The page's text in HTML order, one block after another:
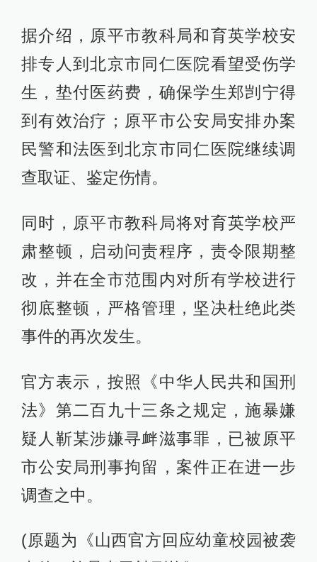
据介绍，原平市教科局和育英学校安
排专人到北京市同仁医院看望受伤学
生，垫付医药费，确保学生郑剀宁得
到有效治疗；原平市公安局安排办案
民警和法医到北京市同仁医院继续调
查取证、鉴定伤情。
同时，原平市教科局将对育英学校严
肃整顿，启动问责程序，责令限期整
改，并在全市范围内对所有学校进行
彻底整顿，严格管理，坚决杜绝此类
事件的再次发生。
官方表示，按照《中华人民共和国刑
法》第二百九十三条之规定，施暴嫌
疑人靳某涉嫌寻衅滋事罪，已被原平
市公安局刑事拘留，案件正在进一步
调查之中。
(原题为《山西官方回应幼童校园被袭